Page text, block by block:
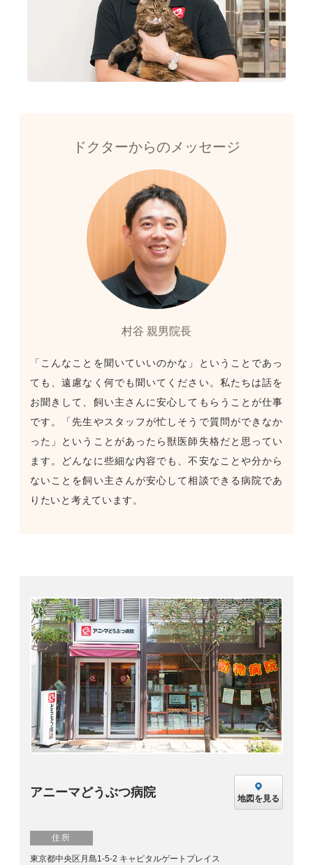
ドクターからのメッセージ
村谷 親男院長
「こんなことを聞いていいのかな」ということであっ
ても、遠慮なく何でも聞いてください。私たちは話を
お聞きして、飼い主さんに安心してもらうことが仕事
です。「先生やスタッフが忙しそうで質問ができなか
った」ということがあったら獣医師失格だと思ってい
ます。どんなに些細な内容でも、不安なことや分から
ないことを飼い主さんが安心して相談できる病院であ
りたいと考えています。
アニーマどうぶつ病院 地図を見る
住所
東京都中央区月島1-5-2 キャピタルゲートプレイス